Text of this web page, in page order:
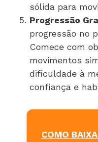
sólida para
Progressão
progressão no
Comece com
movimentos
dificuldade à
confiança e
COMO